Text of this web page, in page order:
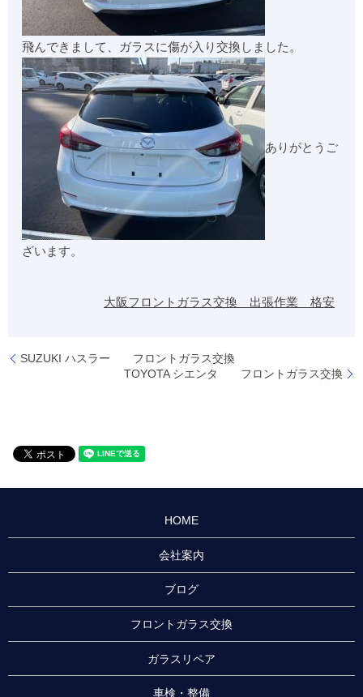
飛んできまして、ガラスに傷が入り交換しました。
ありがとうご
ざいます。
大阪フロントガラス交換 出張作業 格安
SUZUKI ハスラー フロントガラス交換
TOYOTA シエンタ フロントガラス交換
HOME
会社案内
ブログ
フロントガラス交換
ガラスリペア
車検・整備